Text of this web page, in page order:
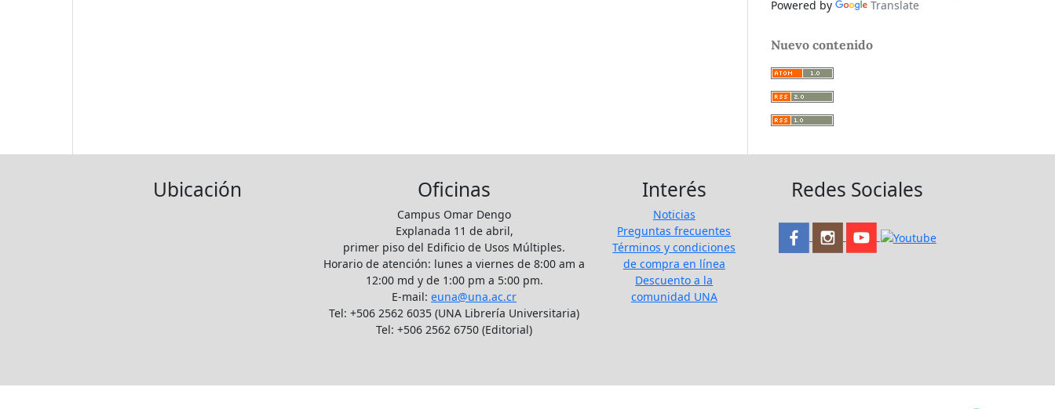
Powered by Translate
Nuevo contenido
Ubicación Oficinas
Campus Omar Dengo
Explanada 11 de abril,
primer piso del Edificio de Usos Múltiples.
Horario de atención: lunes a viernes de 8:00 am a
12:00 md y de 1:00 pm a 5:00 pm.
E-mail:euna@una.ac.cr
Tel: +506 2562 6035 (UNA Librería Universitaria)
Tel: +506 2562 6750 (Editorial)
Interés
Noticias
Preguntas frecuentes
Términos y condiciones
de compra en línea
Descuento a la
comunidad UNA
Redes Sociales